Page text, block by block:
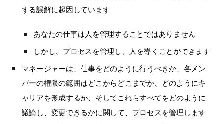
する誤解に起因しています
あなたの仕事は人を管理することではありません
しかし、プロセスを管理し、人を導くことができます
マネージャーは、仕事をどのように行うべきか、各メン
バーの権限の範囲はどこからどこまでか、どのようにキ
ャリアを形成するか、そしてこれらすべてをどのように
議論し、変更できるかに関して、プロセスを管理します